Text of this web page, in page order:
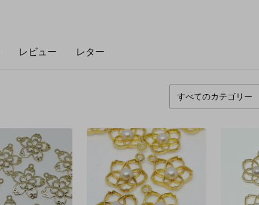
レビュー レター